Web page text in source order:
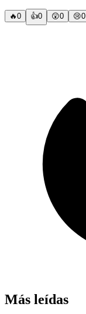
🔥0 👍0 😲0 😢0
Más leídas